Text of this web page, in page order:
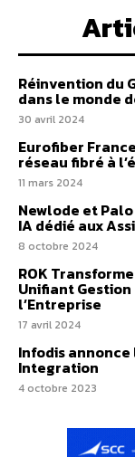
Réinvention du
dans le monde
30 avril 2024
Eurofiber
réseau fibré à
11 mars 2024
Newlode et
IA dédié aux
8 octobre 2024
ROK
Unifiant Gestion
l’Entreprise
17 avril 2024
Infodis annonce
Integration
4 octobre 2023